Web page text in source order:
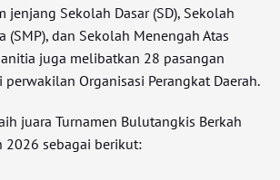
jenjang Sekolah Dasar (SD), Sekolah
(SMP), dan Sekolah Menengah Atas
juga melibatkan 28 pasangan
Organisasi Perangkat Daerah.
juara Turnamen Bulutangkis Berkah
2026 sebagai berikut: